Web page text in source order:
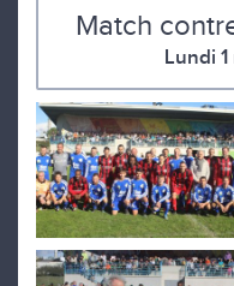
Match
Lundi